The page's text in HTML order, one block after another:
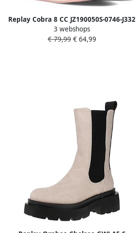
Replay Cobra 8 CC JZ190050S-0746-J332
Zwart Wit Roze
3 webshops
€ 79,99€ 64,99